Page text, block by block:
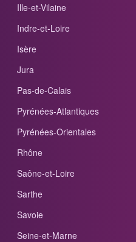
Ille-et-Vilaine
Indre-et-Loire
Isère
Jura
Pas-de-Calais
Pyrénées-Atlantiques
Pyrénées-Orientales
Rhône
Saône-et-Loire
Sarthe
Savoie
Seine-et-Marne